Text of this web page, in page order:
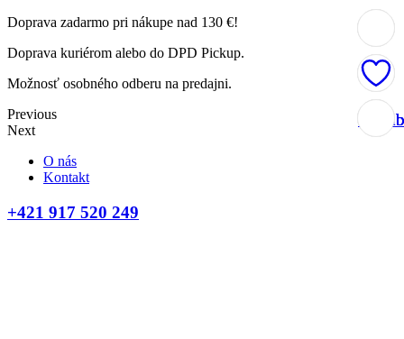
Doprava zadarmo pri nákupe nad 130 €!
Doprava kuriérom alebo do DPD Pickup.
Možnosť osobného odberu na predajni.
Previous
Next
O nás
Kontakt
+421 917 520 249